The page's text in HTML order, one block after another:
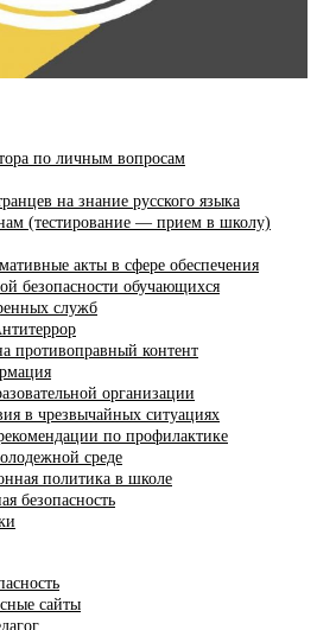
по личным вопросам
на знание русского языка
(тестирование — прием в школу)
акты в сфере обеспечения
безопасности обучающихся
служб
противоправный контент
организации
в чрезвычайных ситуациях
по профилактике
среде
политика в школе
безопасность
сайты